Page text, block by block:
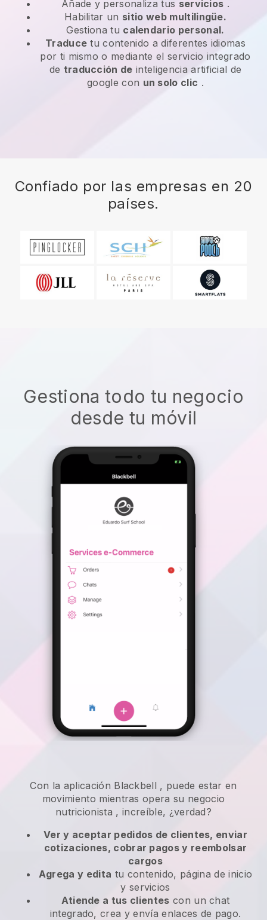
Añade y personaliza tus servicios .
Habilitar un sitio web multilingüe.
Gestiona tu calendario personal.
Traduce tu contenido a diferentes idiomas
por ti mismo o mediante el servicio integrado
de traducción de inteligencia artificial de
google con un solo clic .
Confiado por las empresas en 20
países.
Gestiona todo tu negocio
desde tu móvil
Con la aplicación Blackbell , puede estar en
movimiento mientras opera su negocio
nutricionista , increíble, ¿verdad?
Ver y aceptar pedidos de clientes, enviar
cotizaciones, cobrar pagos y reembolsar
cargos
Agrega y edita tu contenido, página de inicio
y servicios
Atiende a tus clientes con un chat
integrado, crea y envía enlaces de pago.